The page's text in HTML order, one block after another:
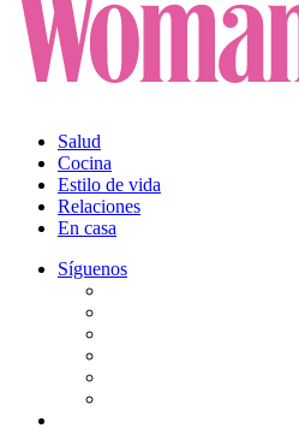
Salud
Cocina
Estilo de vida
Relaciones
En casa
Síguenos